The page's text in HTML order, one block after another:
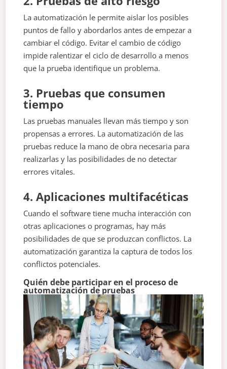
La automatización le permite aislar los posibles
puntos de fallo y abordarlos antes de empezar a
cambiar el código. Evitar el cambio de código
impide ralentizar el ciclo de desarrollo a menos
que la prueba identifique un problema.
3. Pruebas que consumen
tiempo
Las pruebas manuales llevan más tiempo y son
propensas a errores. La automatización de las
pruebas reduce la mano de obra necesaria para
realizarlas y las posibilidades de no detectar
errores vitales.
4. Aplicaciones multifacéticas
Cuando el software tiene mucha interacción con
otras aplicaciones o programas, hay más
posibilidades de que se produzcan conflictos. La
automatización garantiza la captura de todos los
conflictos potenciales.
Quién debe participar en el proceso de
automatización de pruebas